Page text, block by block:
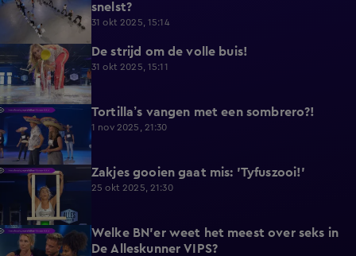
snelst?
31 okt 2025, 15:14
0:46 De strijd om de volle buis!
31 okt 2025, 15:11
2:06 Tortilla’s vangen met een sombrero?!
1 nov 2025, 21:30
0:55 Zakjes gooien gaat mis: 'Tyfuszooi!'
25 okt 2025, 21:30
1:14
Welke BN'er weet het meest over seks in
De Alleskunner VIPS?